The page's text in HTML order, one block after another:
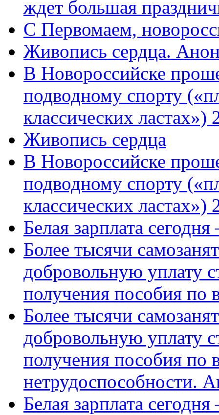
ждет большая
C Первомаем,
Живопись сердца.
В Новороссийске
подводному спорту
классических
Живопись сердца
В Новороссийске
подводному спорту
классических ластах»)
Белая зарплата
Более тысячи
добровольную уплату
получения пособия по
Более тысячи
добровольную уплату
получения пособия по
нетрудоспособности.
Белая зарплата